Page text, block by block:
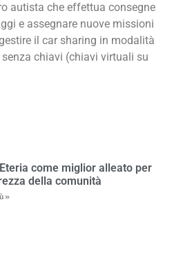
autista che effettua consegne
e assegnare nuove missioni
il car sharing in modalità
chiavi (chiavi virtuali su
come miglior alleato per
della comunità
»